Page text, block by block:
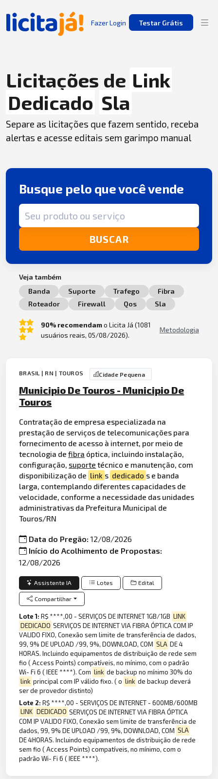
Fazer Login Testar Grátis
Licitações de Link
Dedicado Sla
Separe as licitações que fazem sentido, receba
alertas e acesse editais sem garimpo manual
Busque pelo que você vende
Termo de busca
BUSCAR
Veja também
Banda
Suporte Trafego
Fibra
Roteador
Firewall Qos Sla
90% recomendamo Licita Já (1081
usuários reais, 05/08/2026).
Metodologia
BRASIL | RN | TOUROS Cidade Pequena
Municipio De Touros - Municipio De
Touros
Contratação de empresa especializada na
prestação de serviços de telecomunicações para
fornecimento de acesso à internet, por meio de
tecnologia defibra óptica, incluindo instalação,
configuração, suporte técnico e manutenção, com
disponibilização de link s dedicado s e banda
larga, contemplando diferentes capacidades de
velocidade, conforme a necessidade das unidades
administrativas da Prefeitura Municipal de
Touros/RN
Data do Pregão:12/08/2026
Início do Acolhimento de Propostas:
12/08/2026
Assistente IA Lotes Edital
Compartilhar
Lote 1:R$ ****,00 - SERVIÇOS DE INTERNET 1GB/1GB LINK
DEDICADO SERVIÇOS DE INTERNET VIA FIBRA ÓPTICA COM IP
VALIDO FIXO, Conexão sem limite de transferência de dados,
99, 9% DE UPLOAD /99, 9%, DOWNLOAD, COM SLA DE 4
HORAS. Incluindo equipamentos de distribuição de rede sem
fio ( Access Points) compatíveis, no mínimo, com o padrão
Wi- Fi 6 ( IEEE ****). Com link de backup no mínimo 30% do
link principal com IP válido fixo. ( o link de backup deverá
ser de provedor distinto)
Lote 2:R$ ****,00 - SERVIÇOS DE INTERNET - 600MB/600MB
LINK
DEDICADO SERVIÇOS DE INTERNET VIA FIBRA ÓPTICA
COM IP VALIDO FIXO, Conexão sem limite de transferência de
dados, 99, 9% DE UPLOAD /99, 9%, DOWNLOAD, COM SLA
DE 4HORAS. Incluindo equipamentos de distribuição de rede
sem fio ( Access Points) compatíveis, no mínimo, com o
padrão Wi- Fi 6 ( IEEE ****).